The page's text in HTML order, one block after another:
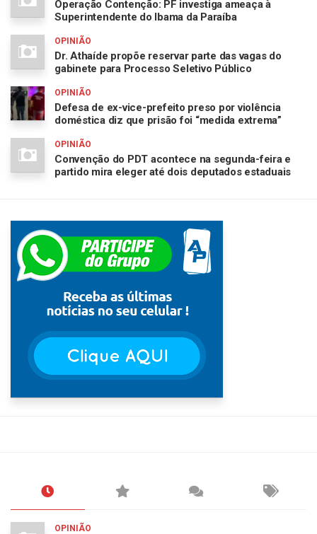
Operação Contenção: PF investiga ameaça à
Superintendente do Ibama da Paraíba
OPINIÃO
Dr. Athaíde propõe reservar parte das vagas do
gabinete para Processo Seletivo Público
OPINIÃO
Defesa de ex-vice-prefeito preso por violência
doméstica diz que prisão foi “medida extrema”
OPINIÃO
Convenção do PDT acontece na segunda-feira e
partido mira eleger até dois deputados estaduais
OPINIÃO